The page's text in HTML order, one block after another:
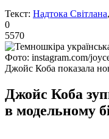
Текст: Надтока Світлана
0
5570
Фото: instagram.com/
Джойс Коба показала
Джойс Коба
в модельному